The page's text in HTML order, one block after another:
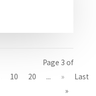
Page 3 of
10 20 ... »
Last
»